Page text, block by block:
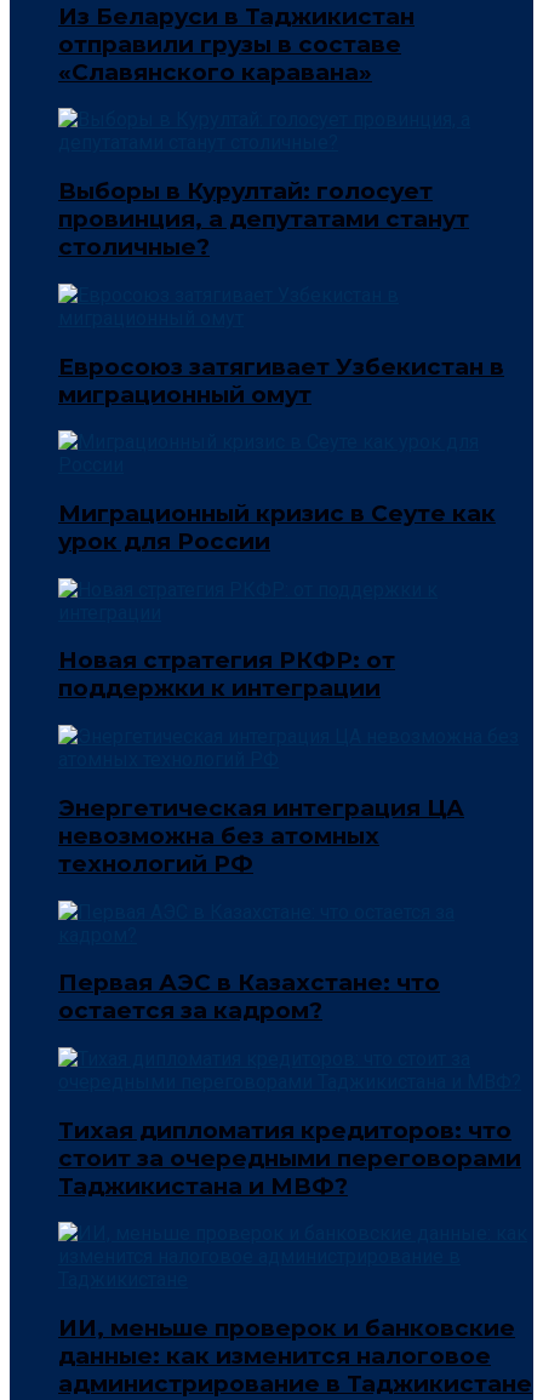
Из Беларуси в Таджикистан
отправили грузы в составе
«Славянского каравана»
Выборы в Курултай: голосует
провинция, а депутатами станут
столичные?
Евросоюз затягивает Узбекистан в
миграционный омут
Миграционный кризис в Сеуте как
урок для России
Новая стратегия РКФР: от
поддержки к интеграции
Энергетическая интеграция ЦА
невозможна без атомных
технологий РФ
Первая АЭС в Казахстане: что
остается за кадром?
Тихая дипломатия кредиторов: что
стоит за очередными переговорами
Таджикистана и МВФ?
ИИ, меньше проверок и банковские
данные: как изменится налоговое
администрирование в Таджикистане